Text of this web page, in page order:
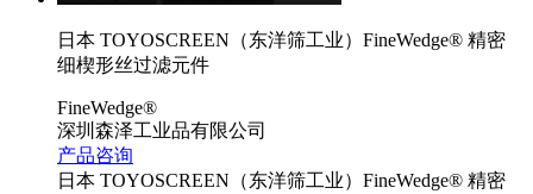
日本 TOYOSCREEN（东洋筛工业）FineWedge® 精密
细楔形丝过滤元件
FineWedge®
深圳森泽工业品有限公司
产品咨询
日本 TOYOSCREEN（东洋筛工业）FineWedge® 精密